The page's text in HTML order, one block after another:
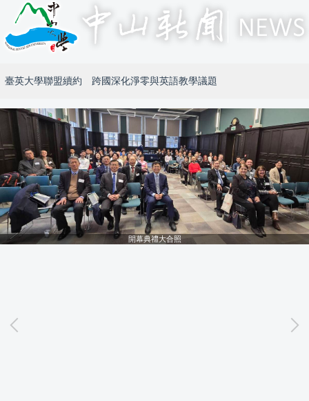
臺英大學聯盟續約 跨國深化淨零與英語教學議題
開幕典禮大合照